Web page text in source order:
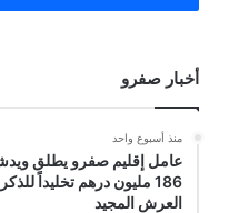
أخبار صفرو
منذ أسبوع واحد
عامل إقليم صفرو يطلق
186 مليون درهم تخليداً
العرش المجيد